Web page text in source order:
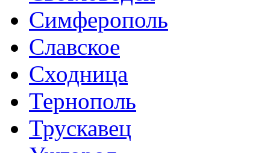
Симферополь
Славское
Сходница
Тернополь
Трускавец